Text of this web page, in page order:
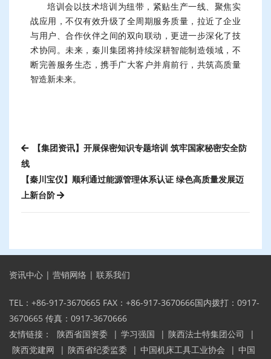
培训会以技术培训为纽带，紧贴生产一线、聚焦实
战应用，不仅有效升级了全周期服务质量，拉近了企业
与用户、合作伙伴之间的双向联动，更进一步深化了技
术协同。未来，秦川集团将持续深耕智能制造领域，不
断完善服务生态，携手广大客户并肩前行，共筑高质量
智造新未来。
【集团资讯】开展保密知识专题培训 筑牢国家秘密安全防
线
【秦川宝仪】顺利通过能源管理体系认证 绿色高质量发展迈
上新台阶
资讯中心 | 营销网络 | 联系我们
TEL：+86-917-3670665 FAX：+86-917-3670666国内拨打：0917-
3670665 传真：0917-3670666
友情链接：
陕西省国资委 | 学习强国 | 陕西法士特集团公司
|
陕西党建网
| 陕西省纪委监委 | 中国机床工具工业协会 | 中国